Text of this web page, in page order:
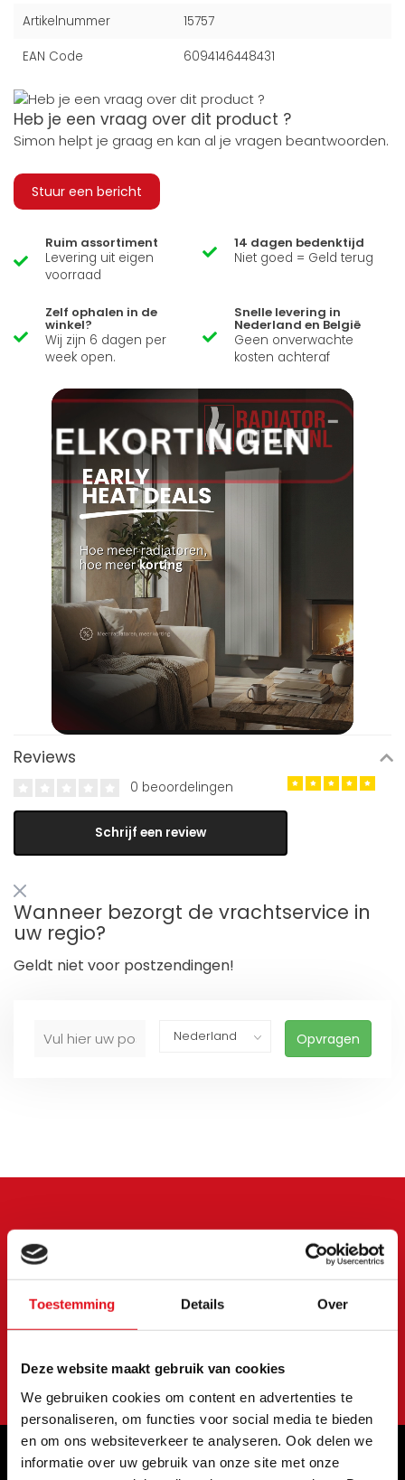
Toestemming Details Over
Deze website maakt gebruik van cookies
We gebruiken cookies om content en advertenties te
personaliseren, om functies voor social media te bieden
en om ons websiteverkeer te analyseren. Ook delen we
informatie over uw gebruik van onze site met onze
Artikelnummer 15757
EAN Code 6094146448431
Heb je een vraag over dit product ?
Simon helpt je graag en kan al je vragen beantwoorden.
Stuur een bericht
Ruim assortiment
Levering uit eigen
voorraad
14 dagen bedenktijd
Niet goed = Geld terug
Zelf ophalen in de
winkel?
Wij zijn 6 dagen per
week open.
Snelle levering in
Nederland en België
Geen onverwachte
kosten achteraf
Reviews
0 beoordelingen
Schrijf een review
Wanneer bezorgt de vrachtservice in
uw regio?
Geldt niet voor postzendingen!
Opvragen
Meld je aan voor onze
nieuwsbrief
Blijf op de hoogte van onze laatste acties en